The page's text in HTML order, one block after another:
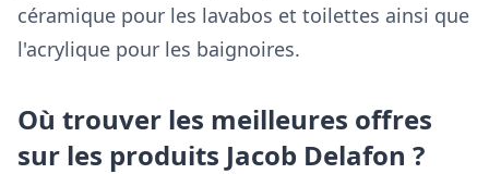
céramique pour les lavabos et toilettes ainsi que
l'acrylique pour les baignoires.
Où trouver les meilleures offres
sur les produits Jacob Delafon ?